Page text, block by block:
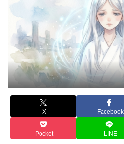
X Facebook
Pocket LINE